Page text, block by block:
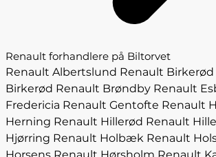
Renault forhandlere på Biltorvet
Renault Albertslund Renault Birkerød
Birkerød Renault Brøndby Renault
Fredericia Renault Gentofte Renault
Herning Renault Hillerød Renault
Hjørring Renault Holbæk Renault
Horsens Renault Hørsholm Renault